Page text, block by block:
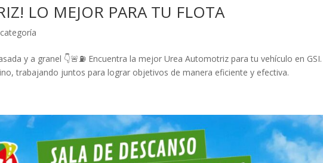
LO MEJOR PARA TU FLOTA
y a granel 👇🚨⛽️ Encuentra la mejor Urea Automotriz para tu vehículo en
trabajando juntos para lograr objetivos de manera eficiente y efectiva.